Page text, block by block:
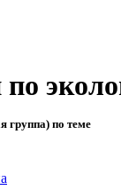
группа) по теме